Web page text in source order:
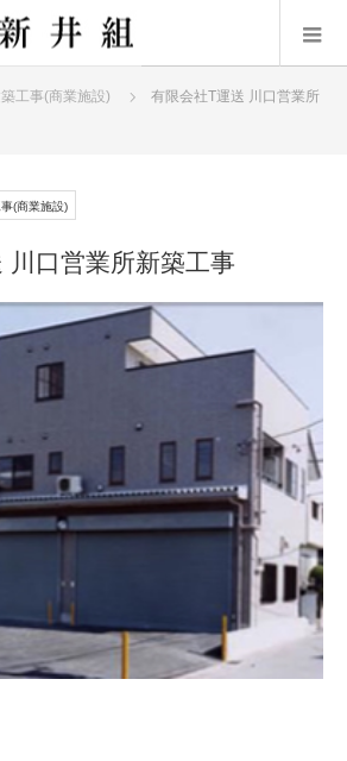
工事(商業施設)
有限会社T運送 川口営業所
(商業施設)
川口営業所新築工事